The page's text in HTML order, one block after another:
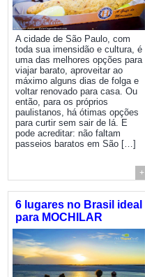
A cidade de São Paulo, com
toda sua imensidão e cultura, é
uma das melhores opções para
viajar barato, aproveitar ao
máximo alguns dias de folga e
voltar renovado para casa. Ou
então, para os próprios
paulistanos, há ótimas opções
para curtir sem sair de lá. E
pode acreditar: não faltam
passeios baratos em São […]
+
6 lugares no Brasil ideal
para MOCHILAR